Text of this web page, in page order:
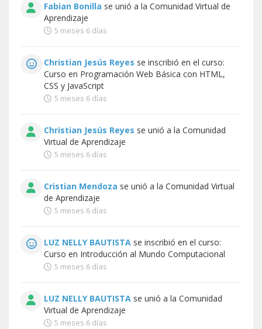
Fabian Bonilla se unió a la Comunidad Virtual de
Aprendizaje
5 meses 6 días
Christian Jesús Reyes se inscribió en el curso:
Curso en Programación Web Básica con HTML,
CSS y JavaScript
5 meses 6 días
Christian Jesús Reyes se unió a la Comunidad
Virtual de Aprendizaje
5 meses 6 días
Cristian Mendoza se unió a la Comunidad Virtual
de Aprendizaje
5 meses 6 días
LUZ NELLY BAUTISTA se inscribió en el curso:
Curso en Introducción al Mundo Computacional
5 meses 6 días
LUZ NELLY BAUTISTA se unió a la Comunidad
Virtual de Aprendizaje
5 meses 6 días